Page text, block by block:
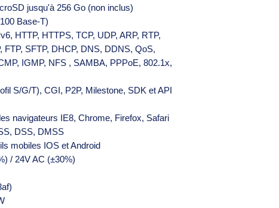
jusqu'à 256 Go (non inclus)
Base-T)
HTTP, HTTPS, TCP, UDP, ARP, RTP,
FTP, SFTP, DHCP, DNS, DDNS, QoS,
IGMP, NFS , SAMBA, PPPoE, 802.1x,
S/G/T), CGI, P2P, Milestone, SDK et API
navigateurs IE8, Chrome, Firefox, Safari
DSS, DMSS
mobiles IOS et Android
/ 24V AC (±30%)